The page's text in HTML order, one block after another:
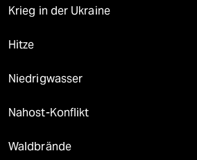
Krieg in der Ukraine
Hitze
Niedrigwasser
Nahost-Konflikt
Waldbrände